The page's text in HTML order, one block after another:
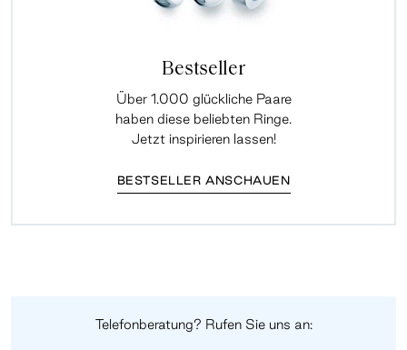
Bestseller
Über 1.000 glückliche Paare
haben diese beliebten Ringe.
Jetzt inspirieren lassen!
BESTSELLER ANSCHAUEN
Telefonberatung? Rufen Sie uns an: